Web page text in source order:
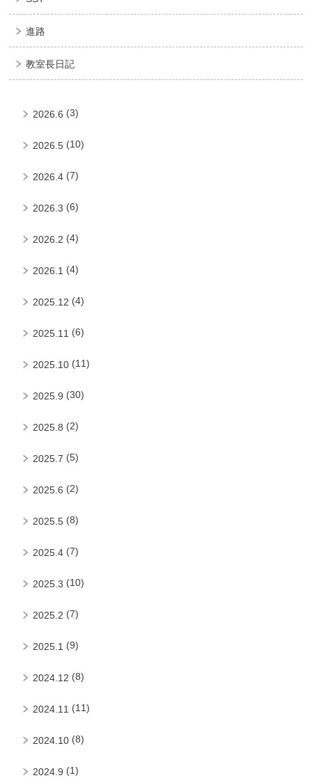
進路
教室長日記
2026.6 (3)
2026.5 (10)
2026.4 (7)
2026.3 (6)
2026.2 (4)
2026.1 (4)
2025.12 (4)
2025.11 (6)
2025.10 (11)
2025.9 (30)
2025.8 (2)
2025.7 (5)
2025.6 (2)
2025.5 (8)
2025.4 (7)
2025.3 (10)
2025.2 (7)
2025.1 (9)
2024.12 (8)
2024.11 (11)
2024.10 (8)
2024.9 (1)